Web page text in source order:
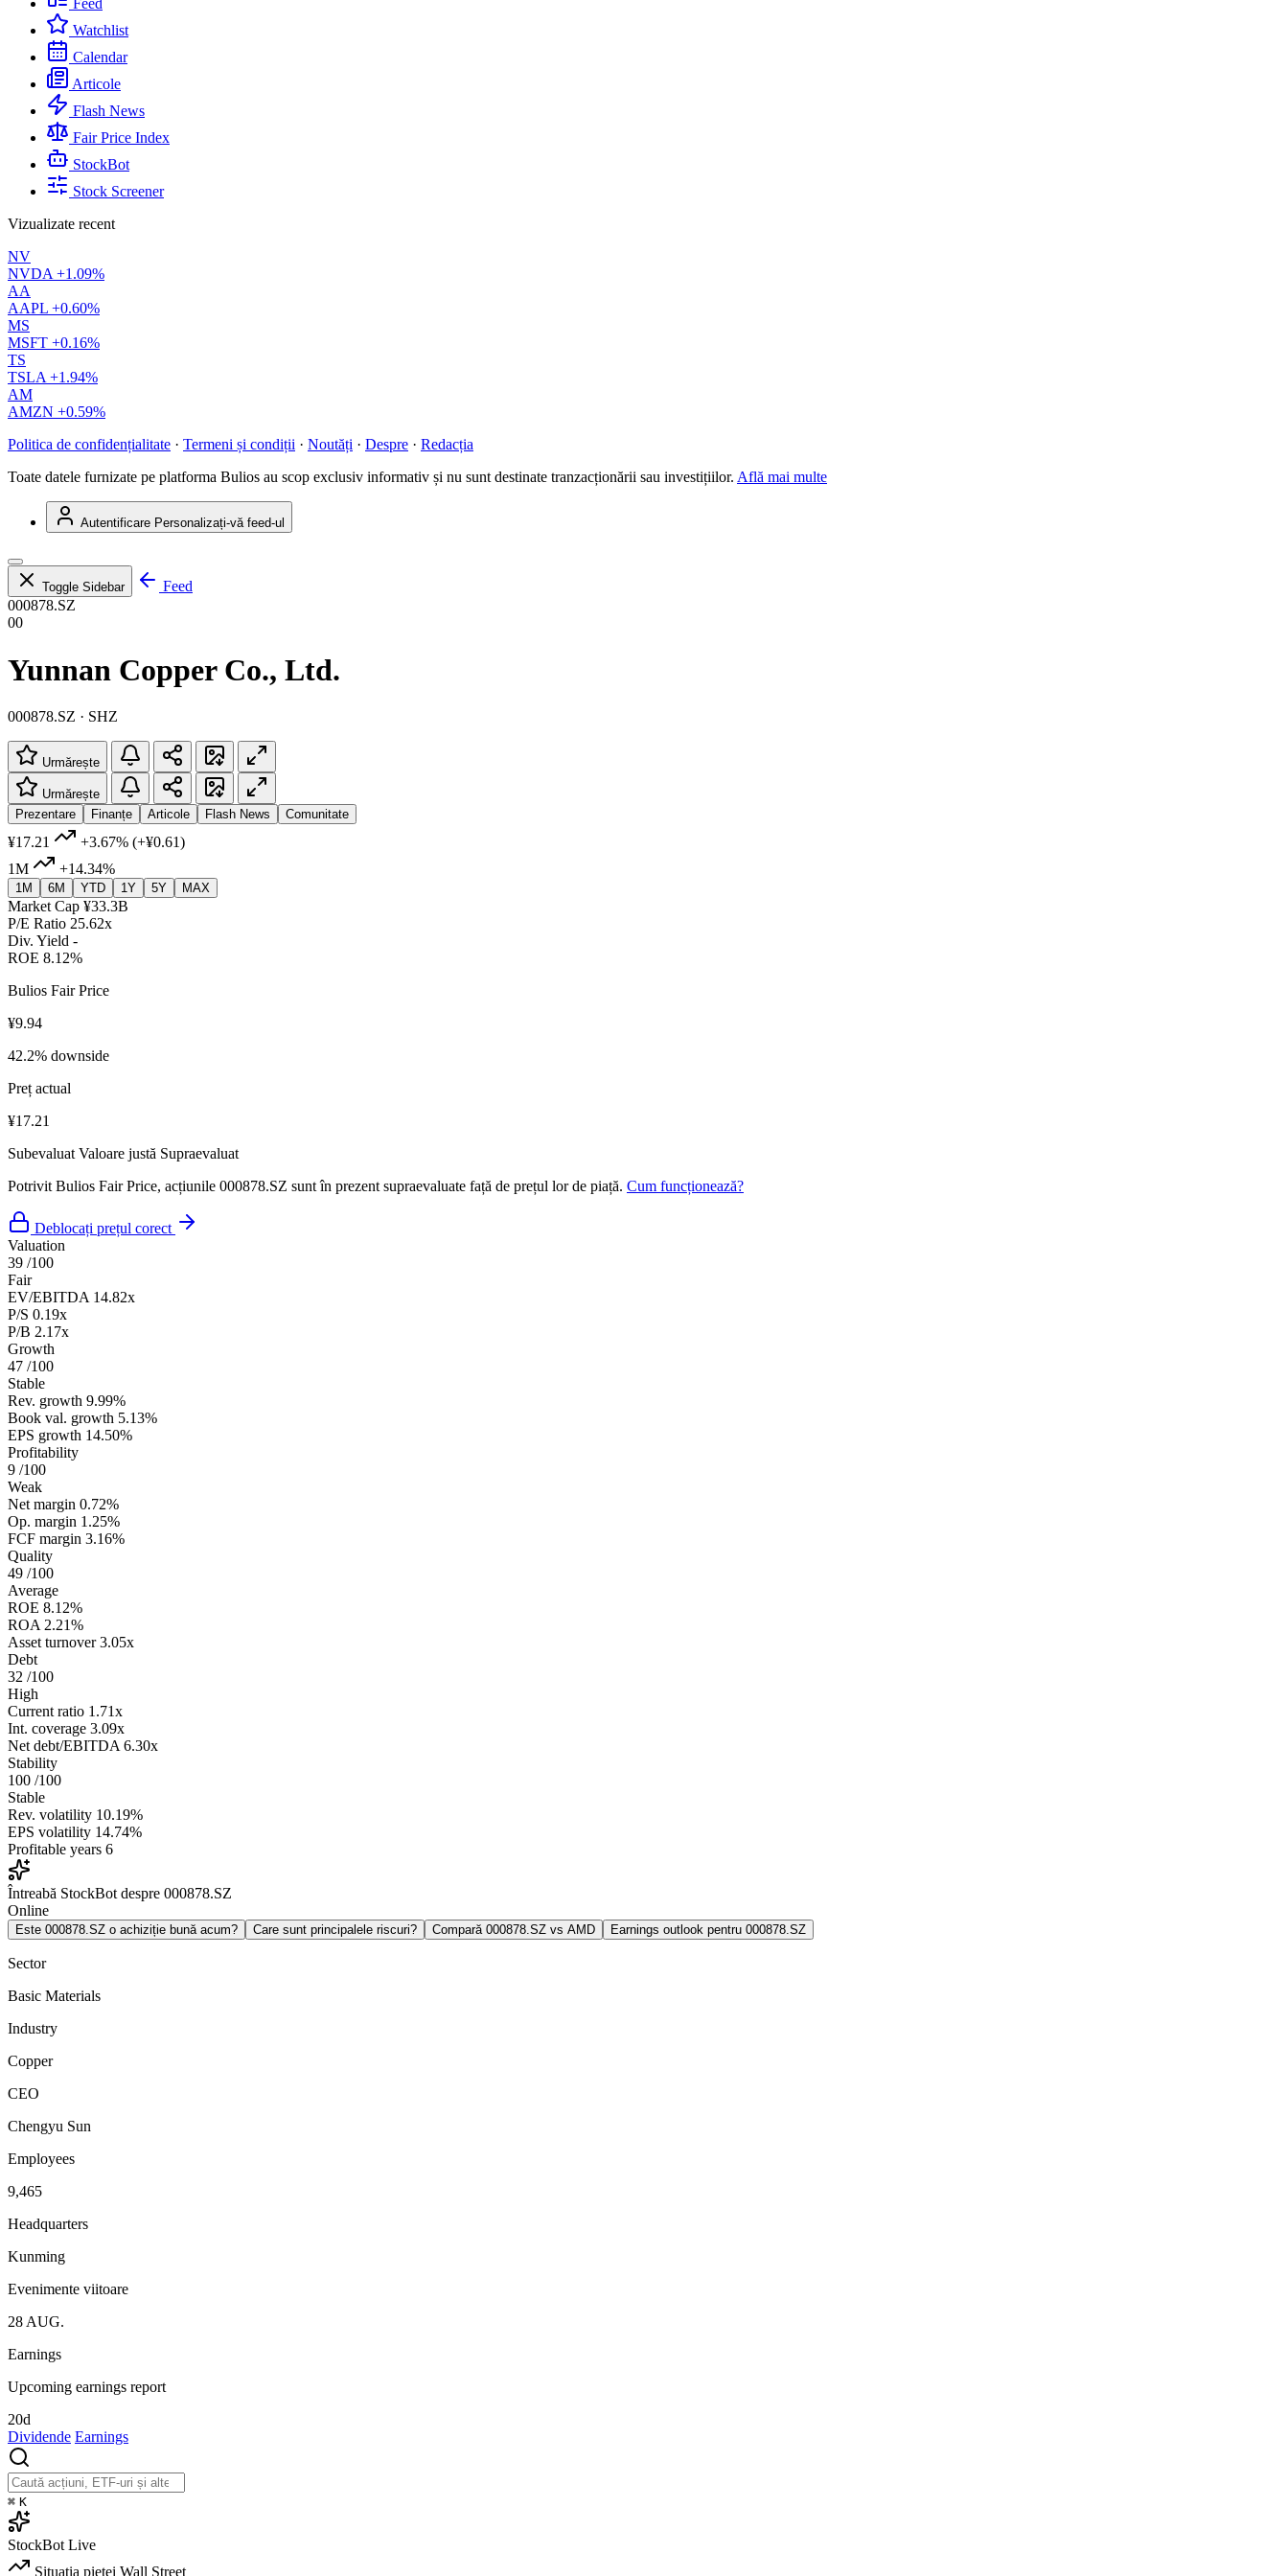
Feed
Watchlist
Calendar
Articole
Flash News
Fair Price Index
StockBot
Stock Screener
Vizualizate recent
NV
NVDA +1.09%
AA
AAPL +0.60%
MS
MSFT +0.16%
TS
TSLA +1.94%
AM
AMZN +0.59%
Politica de confidențialitate · Termeni și condiții · Noutăți · Despre · Redacția
Toate datele furnizate pe platforma Bulios au scop exclusiv informativ și nu sunt destinate tranzacționării sau investițiilor. Află mai multe
Autentificare Personalizați-vă feed-ul
Toggle Sidebar
Feed
000878.SZ
00
Yunnan Copper Co., Ltd.
000878.SZ · SHZ
Urmărește
Urmărește
Prezentare
Finanțe Articole Flash News Comunitate
¥17.21 +3.67% (+¥0.61)
1M
+14.34%
1M 6M YTD 1Y 5Y MAX
Market Cap ¥33.3B
P/E Ratio 25.62x
Div. Yield -
ROE 8.12%
Bulios Fair Price
¥9.94
42.2% downside
Preț actual
¥17.21
Subevaluat Valoare justă Supraevaluat
Potrivit Bulios Fair Price, acțiunile 000878.SZ sunt în prezent supraevaluate față de prețul lor de piață. Cum funcționează?
Deblocați prețul corect
Valuation
39 /100
Fair
EV/EBITDA 14.82x
P/S 0.19x
P/B 2.17x
Growth
47 /100
Stable
Rev. growth 9.99%
Book val. growth 5.13%
EPS growth 14.50%
Profitability
9 /100
Weak
Net margin 0.72%
Op. margin 1.25%
FCF margin 3.16%
Quality
49 /100
Average
ROE 8.12%
ROA 2.21%
Asset turnover 3.05x
Debt
32 /100
High
Current ratio 1.71x
Int. coverage 3.09x
Net debt/EBITDA 6.30x
Stability
100 /100
Stable
Rev. volatility 10.19%
EPS volatility 14.74%
Profitable years 6
Întreabă StockBot despre 000878.SZ
Online
Este 000878.SZ o achiziție bună acum? Care sunt principalele riscuri? Compară 000878.SZ vs AMD Earnings outlook pentru 000878.SZ
Sector
Basic Materials
Industry
Copper
CEO
Chengyu Sun
Employees
9,465
Headquarters
Kunming
Evenimente viitoare
28 AUG.
Earnings
Upcoming earnings report
20d
Dividende Earnings
⌘ K
StockBot Live
Situația pieței Wall Street